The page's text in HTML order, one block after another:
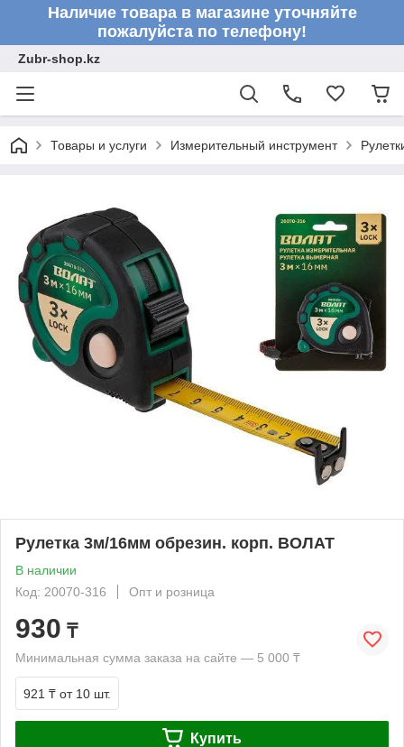
Наличие товара в магазине уточняйте
пожалуйста по телефону!
Zubr-shop.kz
Товары и услуги Измерительный инструмент
Рулетка 3м/16мм обрезин. корп. ВОЛАТ
В наличии
Код: 20070-316
Опт и розница
930 ₸
Минимальная сумма заказа на сайте — 5 000 ₸
921 ₸ от 10 шт.
Купить